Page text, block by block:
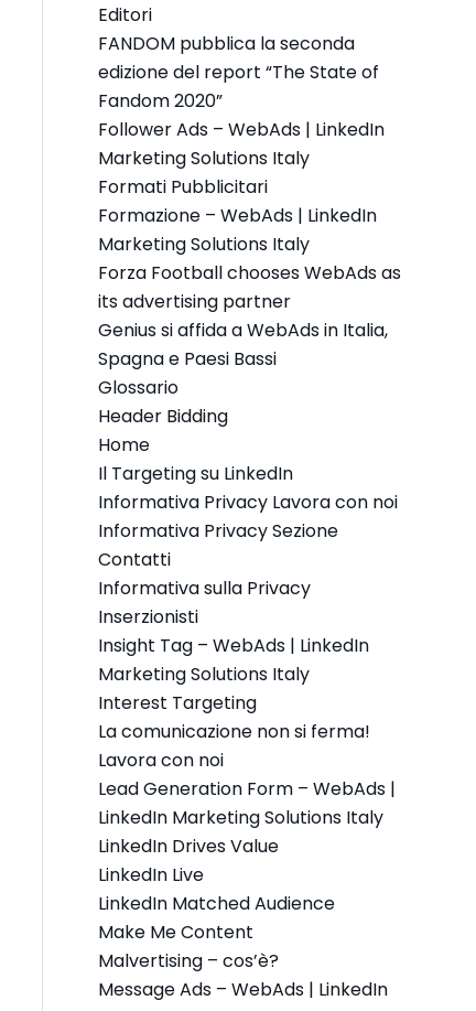
Editori
FANDOM pubblica la seconda
edizione del report “The State of
Fandom 2020”
Follower Ads – WebAds | LinkedIn
Marketing Solutions Italy
Formati Pubblicitari
Formazione – WebAds | LinkedIn
Marketing Solutions Italy
Forza Football chooses WebAds as
its advertising partner
Genius si affida a WebAds in Italia,
Spagna e Paesi Bassi
Glossario
Header Bidding
Home
Il Targeting su LinkedIn
Informativa Privacy Lavora con noi
Informativa Privacy Sezione
Contatti
Informativa sulla Privacy
Inserzionisti
Insight Tag – WebAds | LinkedIn
Marketing Solutions Italy
Interest Targeting
La comunicazione non si ferma!
Lavora con noi
Lead Generation Form – WebAds |
LinkedIn Marketing Solutions Italy
LinkedIn Drives Value
LinkedIn Live
LinkedIn Matched Audience
Make Me Content
Malvertising – cos’è?
Message Ads – WebAds | LinkedIn